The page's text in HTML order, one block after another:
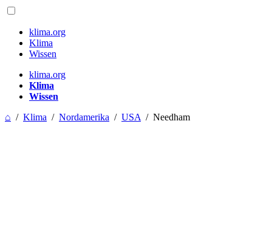
klima.org
Klima
Wissen
klima.org
Klima
Wissen
⌂ / Klima / Nordamerika / USA / Needham